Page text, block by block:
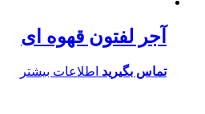
آجر لفتون قهوه ای
تماس بگیرید اطلاعات بیشتر